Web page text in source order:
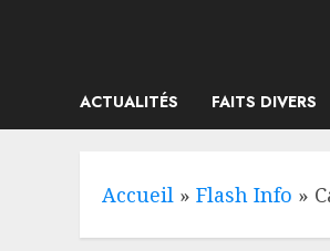
ACTUALITÉS FAITS DIVERS
Accueil » Flash Info »